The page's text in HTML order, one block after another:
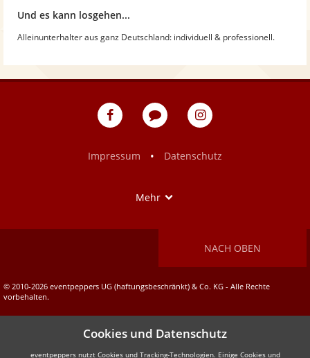
Und es kann losgehen...
Alleinunterhalter aus ganz Deutschland: individuell & professionell.
eventpeppers
Blog
eventpeppers
Impressum
• Datenschutz
Mehr
NACH OBEN
© 2010-2026 eventpeppers UG (haftungsbeschränkt) & Co. KG - Alle Rechte
vorbehalten.
Cookies und Datenschutz
eventpeppers nutzt Cookies und Tracking-Technologien. Einige Cookies und